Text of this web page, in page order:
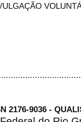
2176-9036 -